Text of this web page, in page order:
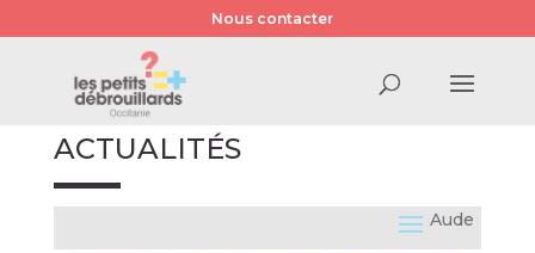
Nous contacter
ACTUALITÉS
Aude